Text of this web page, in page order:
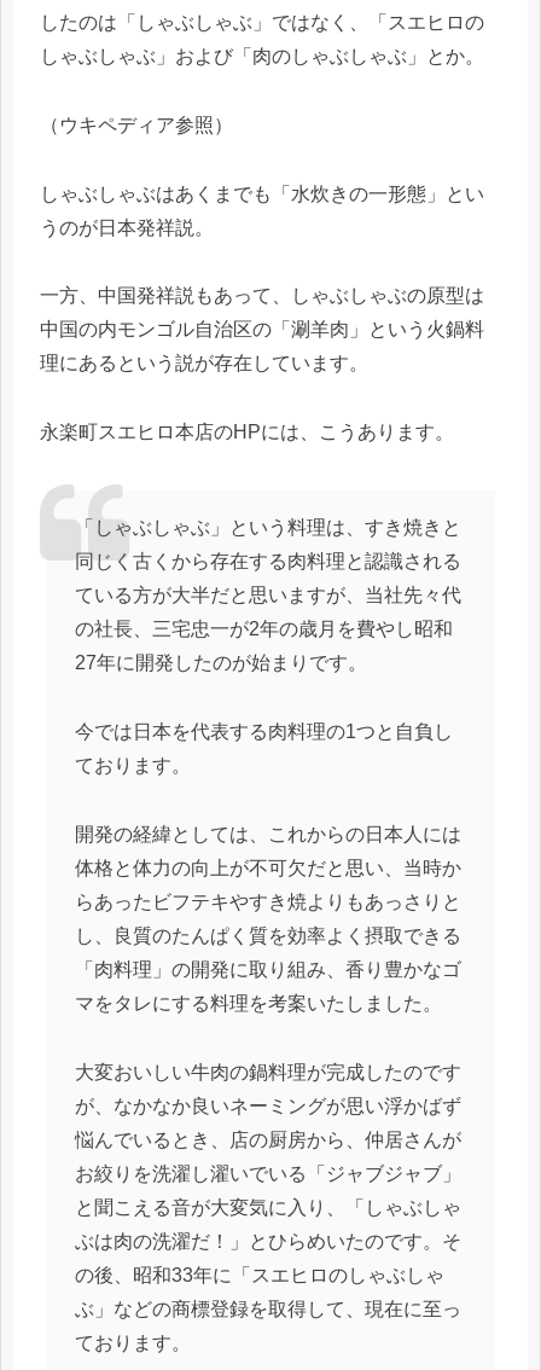
したのは「しゃぶしゃぶ」ではなく、「スエヒロの
しゃぶしゃぶ」および「肉のしゃぶしゃぶ」とか。
（ウキペディア参照）
しゃぶしゃぶはあくまでも「水炊きの一形態」とい
うのが日本発祥説。
一方、中国発祥説もあって、しゃぶしゃぶの原型は
中国の内モンゴル自治区の「涮羊肉」という火鍋料
理にあるという説が存在しています。
永楽町スエヒロ本店のHPには、こうあります。
「しゃぶしゃぶ」という料理は、すき焼きと
同じく古くから存在する肉料理と認識される
ている方が大半だと思いますが、当社先々代
の社長、三宅忠一が2年の歳月を費やし昭和
27年に開発したのが始まりです。
今では日本を代表する肉料理の1つと自負し
ております。
開発の経緯としては、これからの日本人には
体格と体力の向上が不可欠だと思い、当時か
らあったビフテキやすき焼よりもあっさりと
し、良質のたんぱく質を効率よく摂取できる
「肉料理」の開発に取り組み、香り豊かなゴ
マをタレにする料理を考案いたしました。
大変おいしい牛肉の鍋料理が完成したのです
が、なかなか良いネーミングが思い浮かばず
悩んでいるとき、店の厨房から、仲居さんが
お絞りを洗濯し濯いでいる「ジャブジャブ」
と聞こえる音が大変気に入り、「しゃぶしゃ
ぶは肉の洗濯だ！」とひらめいたのです。そ
の後、昭和33年に「スエヒロのしゃぶしゃ
ぶ」などの商標登録を取得して、現在に至っ
ております。